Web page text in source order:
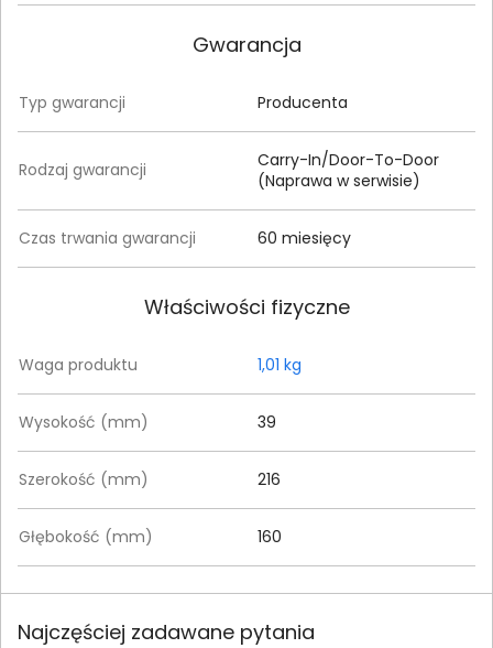
Gwarancja
Typ gwarancji Producenta
Rodzaj gwarancji
Carry-In/Door-To-Door
(Naprawa w serwisie)
Czas trwania gwarancji 60 miesięcy
Właściwości fizyczne
Waga produktu 1,01 kg
Wysokość (mm) 39
Szerokość (mm) 216
Głębokość (mm) 160
Najczęściej zadawane pytania